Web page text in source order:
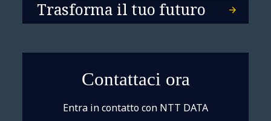
sovranità e sicurezza
Trasforma il tuo futuro
Contattaci ora
Entra in contatto con NTT DATA